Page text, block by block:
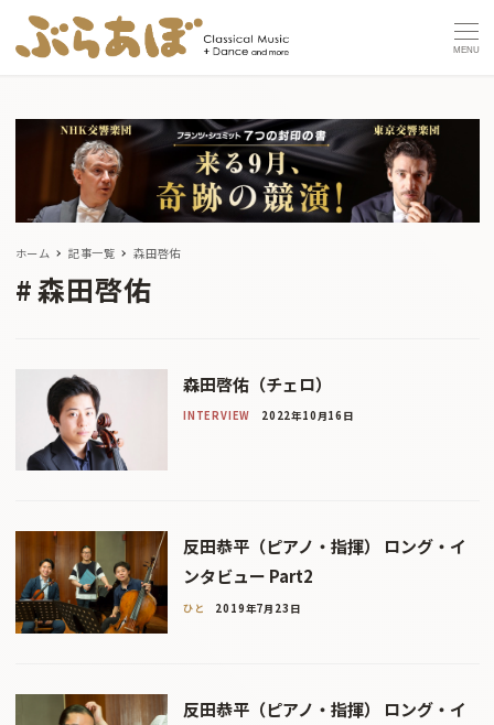
MENU
ホーム 記事一覧 森田啓佑
森田啓佑
森田啓佑（チェロ）
INTERVIEW 2022年10月16日
反田恭平（ピアノ・指揮） ロング・イ
ンタビュー Part2
ひと 2019年7月23日
反田恭平（ピアノ・指揮） ロング・イ